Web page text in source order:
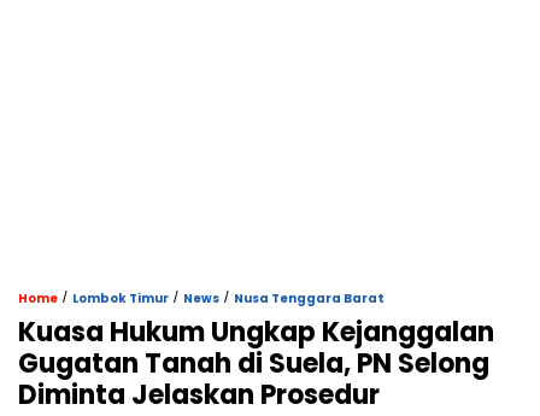
Home / Lombok Timur / News / Nusa Tenggara Barat
Kuasa Hukum Ungkap Kejanggalan
Gugatan Tanah di Suela, PN Selong
Diminta Jelaskan Prosedur